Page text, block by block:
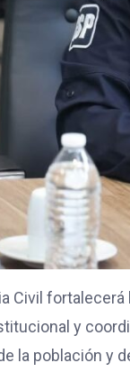
Civil
y
la población y